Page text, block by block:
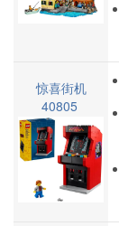
惊喜街机
40805